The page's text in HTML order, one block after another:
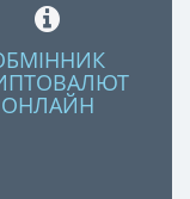
ОНЛАЙН